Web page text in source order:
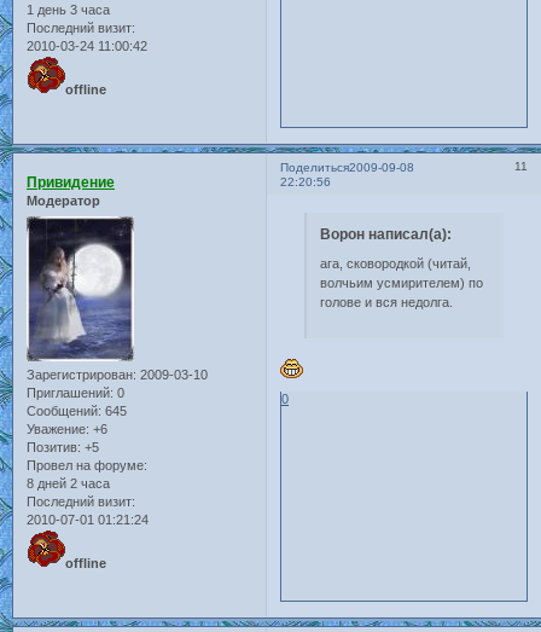
1 день 3 часа
Последний визит:
2010-03-24 11:00:42
offline
Поделиться 11
2009-09-08
22:20:56
Привидение
Модератор
Зарегистрирован: 2009-03-10
Приглашений: 0
Сообщений: 645
Уважение: +6
Позитив: +5
Провел на форуме:
8 дней 2 часа
Последний визит:
2010-07-01 01:21:24
offline
Ворон написал(а):
ага, сковородкой (читай,
волчьим усмирителем) по
голове и вся недолга.
0